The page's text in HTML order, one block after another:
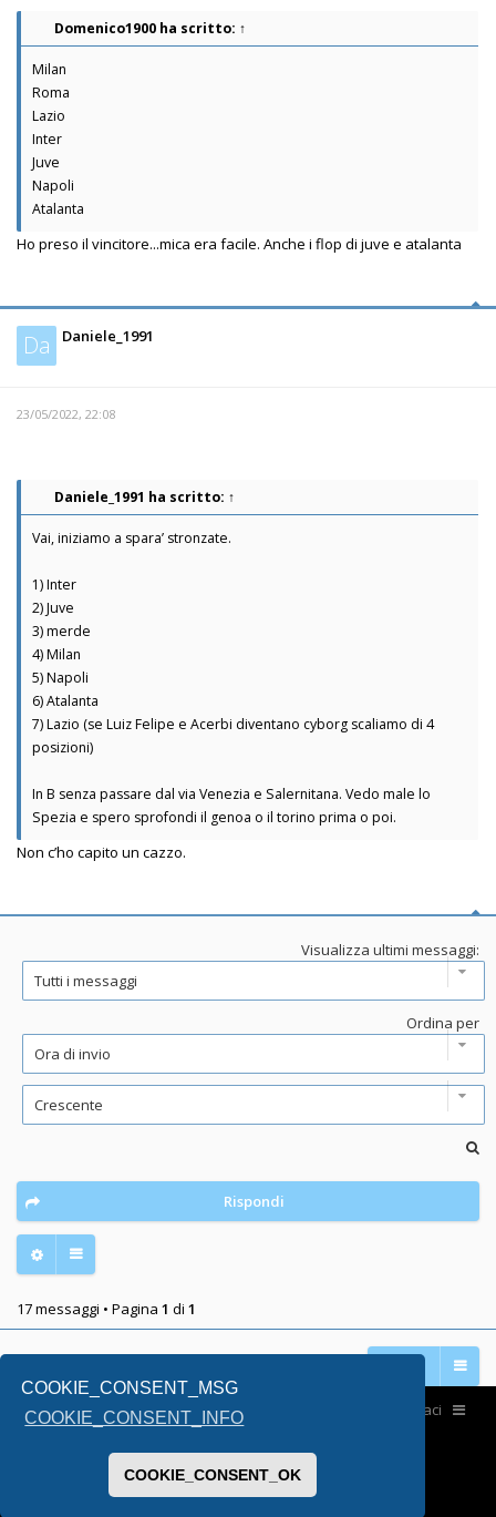
COOKIE_CONSENT_MSG
COOKIE_CONSENT_INFO
COOKIE_CONSENT_OK
Domenico1900 ha scritto: ↑
Milan
Roma
Lazio
Inter
Juve
Napoli
Atalanta
Ho preso il vincitore...mica era facile. Anche i flop di juve e atalanta
Da Daniele_1991
23/05/2022, 22:08
Daniele_1991 ha scritto: ↑
Vai, iniziamo a spara’ stronzate.
1) Inter
2) Juve
3) merde
4) Milan
5) Napoli
6) Atalanta
7) Lazio (se Luiz Felipe e Acerbi diventano cyborg scaliamo di 4
posizioni)
In B senza passare dal via Venezia e Salernitana. Vedo male lo
Spezia e spero sprofondi il genoa o il torino prima o poi.
Non c’ho capito un cazzo.
Visualizza ultimi messaggi:
Ordina per
Rispondi
17 messaggi • Pagina 1 di 1
Home Contattaci